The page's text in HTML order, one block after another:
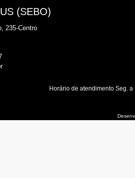
(SEBO)
235-Centro
Horário de atendimento Seg.